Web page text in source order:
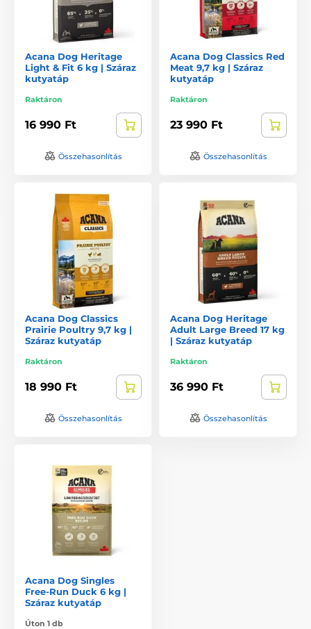
Acana Dog Heritage
Light & Fit 6 kg | Száraz
kutyatáp
Raktáron
16 990 Ft
Összehasonlítás
Acana Dog Classics Red
Meat 9,7 kg | Száraz
kutyatáp
Raktáron
23 990 Ft
Összehasonlítás
Acana Dog Classics
Prairie Poultry 9,7 kg |
Száraz kutyatáp
Raktáron
18 990 Ft
Összehasonlítás
Acana Dog Heritage
Adult Large Breed 17 kg
| Száraz kutyatáp
Raktáron
36 990 Ft
Összehasonlítás
Acana Dog Singles
Free-Run Duck 6 kg |
Száraz kutyatáp
Úton 1 db